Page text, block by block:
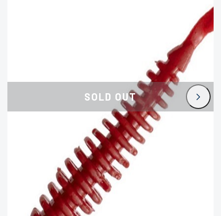
かなり使用感があり、全体的
に目立つ傷が多い品
D
著しく状態が悪いが使用はで
きるもの、改造品も含む
※ルアー、エギ、雑品、その他につきましては
ランク表記はございません。 状態は写真にて
ご確認ください。
SOLD OUT